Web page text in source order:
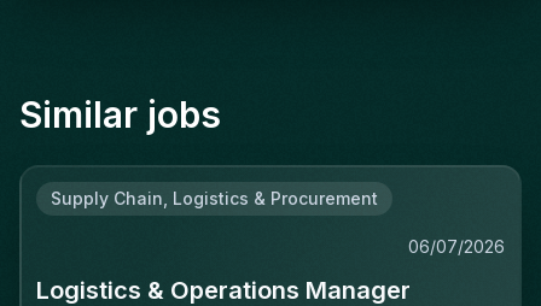
Similar jobs
Supply Chain, Logistics & Procurement
06/07/2026
Logistics & Operations Manager